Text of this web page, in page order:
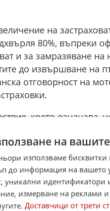
на
80%, въпреки
и за замразяване на
до извършване на
отговорност на
което означава,
маршрути.
Стотици мотористи се
за да
застраховка
по част от
а по време на
на
използваме
до информация на вашето
уникални
измерване на реклами
Доставчици от трети